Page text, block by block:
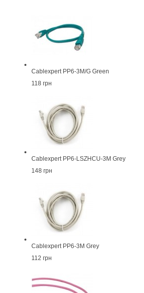
Cablexpert PP6-3M/G Green
118 грн
Cablexpert PP6-LSZHCU-3M Grey
148 грн
Cablexpert PP6-3M Grey
112 грн